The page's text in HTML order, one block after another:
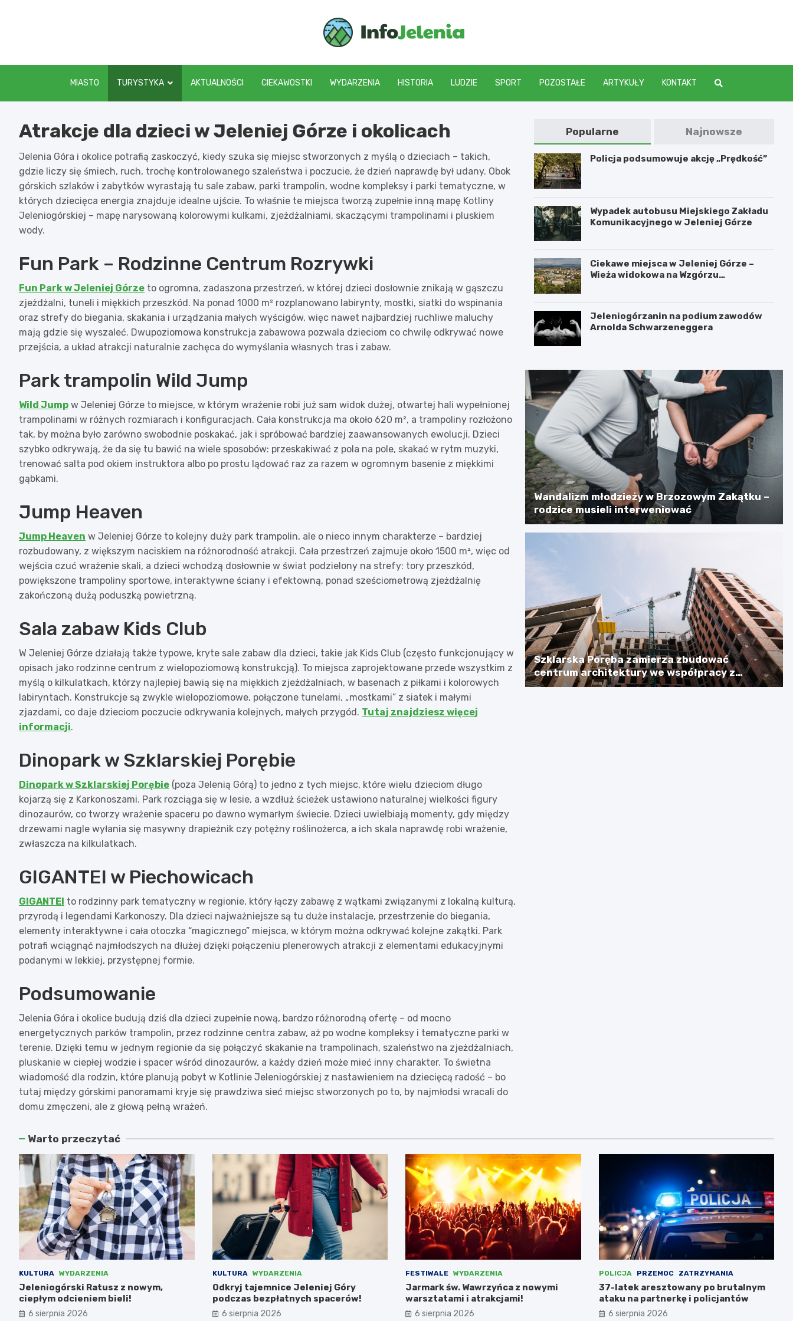
MIASTO TURYSTYKA AKTUALNOŚCI CIEKAWOSTKI WYDARZENIA HISTORIA LUDZIE SPORT POZOSTAŁE ARTYKUŁY KONTAKT
Atrakcje dla dzieci w Jeleniej Górze i okolicach
Jelenia Góra i okolice potrafią zaskoczyć, kiedy szuka się miejsc stworzonych z myślą o dzieciach – takich,
gdzie liczy się śmiech, ruch, trochę kontrolowanego szaleństwa i poczucie, że dzień naprawdę był udany. Obok
górskich szlaków i zabytków wyrastają tu sale zabaw, parki trampolin, wodne kompleksy i parki tematyczne, w
których dziecięca energia znajduje idealne ujście. To właśnie te miejsca tworzą zupełnie inną mapę Kotliny
Jeleniogórskiej – mapę narysowaną kolorowymi kulkami, zjeżdżalniami, skaczącymi trampolinami i pluskiem
wody.
Fun Park – Rodzinne Centrum Rozrywki
Fun Park w Jeleniej Górze to ogromna, zadaszona przestrzeń, w której dzieci dosłownie znikają w gąszczu
zjeżdżalni, tuneli i miękkich przeszkód. Na ponad 1000 m² rozplanowano labirynty, mostki, siatki do wspinania
oraz strefy do biegania, skakania i urządzania małych wyścigów, więc nawet najbardziej ruchliwe maluchy
mają gdzie się wyszaleć. Dwupoziomowa konstrukcja zabawowa pozwala dzieciom co chwilę odkrywać nowe
przejścia, a układ atrakcji naturalnie zachęca do wymyślania własnych tras i zabaw.
Park trampolin Wild Jump
Wild Jump w Jeleniej Górze to miejsce, w którym wrażenie robi już sam widok dużej, otwartej hali wypełnionej
trampolinami w różnych rozmiarach i konfiguracjach. Cała konstrukcja ma około 620 m², a trampoliny rozłożono
tak, by można było zarówno swobodnie poskakać, jak i spróbować bardziej zaawansowanych ewolucji. Dzieci
szybko odkrywają, że da się tu bawić na wiele sposobów: przeskakiwać z pola na pole, skakać w rytm muzyki,
trenować salta pod okiem instruktora albo po prostu lądować raz za razem w ogromnym basenie z miękkimi
gąbkami.
Jump Heaven
Jump Heaven w Jeleniej Górze to kolejny duży park trampolin, ale o nieco innym charakterze – bardziej
rozbudowany, z większym naciskiem na różnorodność atrakcji. Cała przestrzeń zajmuje około 1500 m², więc od
wejścia czuć wrażenie skali, a dzieci wchodzą dosłownie w świat podzielony na strefy: tory przeszkód,
powiększone trampoliny sportowe, interaktywne ściany i efektowną, ponad sześciometrową zjeżdżalnię
zakończoną dużą poduszką powietrzną.
Sala zabaw Kids Club
W Jeleniej Górze działają także typowe, kryte sale zabaw dla dzieci, takie jak Kids Club (często funkcjonujący w
opisach jako rodzinne centrum z wielopoziomową konstrukcją). To miejsca zaprojektowane przede wszystkim z
myślą o kilkulatkach, którzy najlepiej bawią się na miękkich zjeżdżalniach, w basenach z piłkami i kolorowych
labiryntach. Konstrukcje są zwykle wielopoziomowe, połączone tunelami, „mostkami” z siatek i małymi
zjazdami, co daje dzieciom poczucie odkrywania kolejnych, małych przygód. Tutaj znajdziesz więcej
informacji.
Dinopark w Szklarskiej Porębie
Dinopark w Szklarskiej Porębie (poza Jelenią Górą) to jedno z tych miejsc, które wielu dzieciom długo
kojarzą się z Karkonoszami. Park rozciąga się w lesie, a wzdłuż ścieżek ustawiono naturalnej wielkości figury
dinozaurów, co tworzy wrażenie spaceru po dawno wymarłym świecie. Dzieci uwielbiają momenty, gdy między
drzewami nagle wyłania się masywny drapieżnik czy potężny roślinożerca, a ich skala naprawdę robi wrażenie,
zwłaszcza na kilkulatkach.
GIGANTEI w Piechowicach
GIGANTEI to rodzinny park tematyczny w regionie, który łączy zabawę z wątkami związanymi z lokalną kulturą,
przyrodą i legendami Karkonoszy. Dla dzieci najważniejsze są tu duże instalacje, przestrzenie do biegania,
elementy interaktywne i cała otoczka “magicznego” miejsca, w którym można odkrywać kolejne zakątki. Park
potrafi wciągnąć najmłodszych na dłużej dzięki połączeniu plenerowych atrakcji z elementami edukacyjnymi
podanymi w lekkiej, przystępnej formie.
Podsumowanie
Jelenia Góra i okolice budują dziś dla dzieci zupełnie nową, bardzo różnorodną ofertę – od mocno
energetycznych parków trampolin, przez rodzinne centra zabaw, aż po wodne kompleksy i tematyczne parki w
terenie. Dzięki temu w jednym regionie da się połączyć skakanie na trampolinach, szaleństwo na zjeżdżalniach,
pluskanie w ciepłej wodzie i spacer wśród dinozaurów, a każdy dzień może mieć inny charakter. To świetna
wiadomość dla rodzin, które planują pobyt w Kotlinie Jeleniogórskiej z nastawieniem na dziecięcą radość – bo
tutaj między górskimi panoramami kryje się prawdziwa sieć miejsc stworzonych po to, by najmłodsi wracali do
domu zmęczeni, ale z głową pełną wrażeń.
Popularne Najnowsze
Policja podsumowuje akcję „Prędkość”
Wypadek autobusu Miejskiego Zakładu
Komunikacyjnego w Jeleniej Górze
Ciekawe miejsca w Jeleniej Górze –
Wieża widokowa na Wzgórzu
Jeleniogórzanin na podium zawodów
Arnolda Schwarzeneggera
Wandalizm młodzieży w Brzozowym Zakątku –
rodzice musieli interweniować
Szklarska Poręba zamierza zbudować
centrum architektury we współpracy z
Niemcami, licząc na dotację w wysokości
Warto przeczytać
KULTURA WYDARZENIA
Jeleniogórski Ratusz z nowym,
ciepłym odcieniem bieli!
6 sierpnia 2026
KULTURA WYDARZENIA
Odkryj tajemnice Jeleniej Góry
podczas bezpłatnych spacerów!
6 sierpnia 2026
FESTIWALE WYDARZENIA
Jarmark św. Wawrzyńca z nowymi
warsztatami i atrakcjami!
6 sierpnia 2026
POLICJA PRZEMOC ZATRZYMANIA
37-latek aresztowany po brutalnym
ataku na partnerkę i policjantów
6 sierpnia 2026